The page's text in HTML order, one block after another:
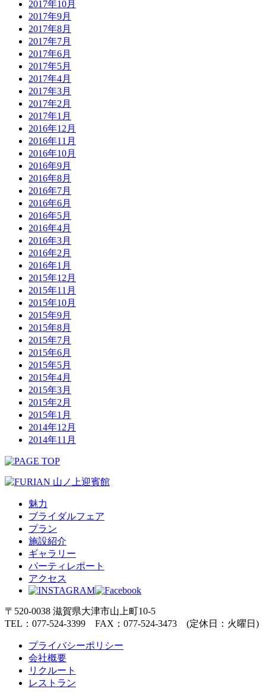
2017年10月
2017年9月
2017年8月
2017年7月
2017年6月
2017年5月
2017年4月
2017年3月
2017年2月
2017年1月
2016年12月
2016年11月
2016年10月
2016年9月
2016年8月
2016年7月
2016年6月
2016年5月
2016年4月
2016年3月
2016年2月
2016年1月
2015年12月
2015年11月
2015年10月
2015年9月
2015年8月
2015年7月
2015年6月
2015年5月
2015年4月
2015年3月
2015年2月
2015年1月
2014年12月
2014年11月
魅力
ブライダルフェア
プラン
施設紹介
ギャラリー
パーティレポート
アクセス
〒520-0038 滋賀県大津市山上町10-5
TEL：077-524-3399 FAX：077-524-3473 (定休日：火曜日)
プライバシーポリシー
会社概要
リクルート
レストラン